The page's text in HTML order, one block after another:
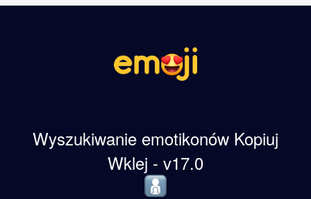
Wyszukiwanie emotikonów Kopiuj
Wklej - v17.0